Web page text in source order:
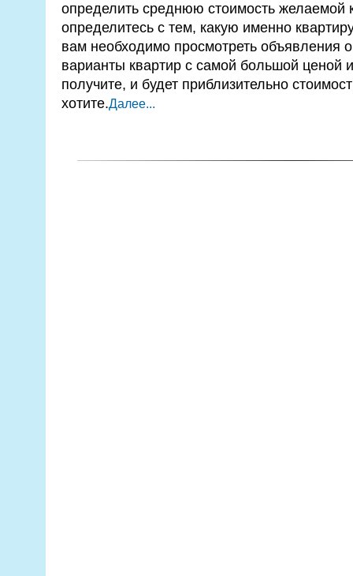
определить среднюю стоимость желаемой
определитесь с тем, какую именно
вам необходимо просмотреть объявления
варианты квартир с самой большой ценой
получите, и будет приблизительно
хотите.Далее...